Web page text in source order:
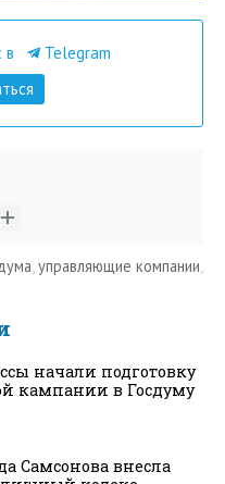
в
Telegram
управляющие компании
начали подготовку
кампании в Госдуму
Самсонова внесла